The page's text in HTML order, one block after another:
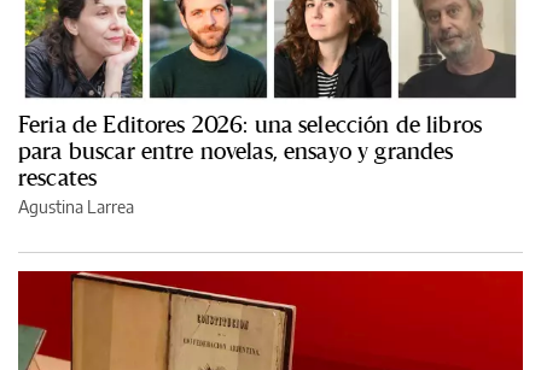
Feria de Editores 2026: una selección de libros
para buscar entre novelas, ensayo y grandes
rescates
Agustina Larrea